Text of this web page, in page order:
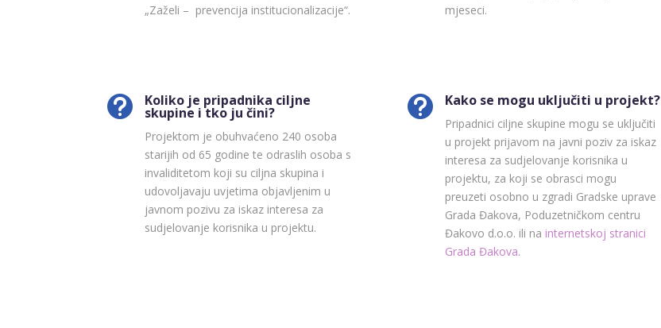
„Zaželi – prevencija institucionalizacije“.
mjeseci.
 Koliko je pripadnika ciljne
skupine i tko ju čini?
Projektom je obuhvaćeno 240 osoba
starijih od 65 godine te odraslih osoba s
invaliditetom koji su ciljna skupina i
udovoljavaju uvjetima objavljenim u
javnom pozivu za iskaz interesa za
sudjelovanje korisnika u projektu.
 Kako se mogu uključiti u projekt?
Pripadnici ciljne skupine mogu se uključiti
u projekt prijavom na javni poziv za iskaz
interesa za sudjelovanje korisnika u
projektu, za koji se obrasci mogu
preuzeti osobno u zgradi Gradske uprave
Grada Đakova, Poduzetničkom centru
Đakovo d.o.o. ili na internetskoj stranici
Grada Đakova.